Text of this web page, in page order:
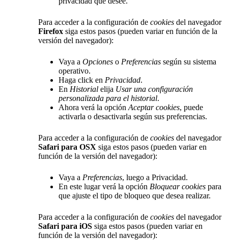
Para acceder a la configuración de cookies del navegador
Firefox siga estos pasos (pueden variar en función de la
versión del navegador):
Vaya a Opciones o Preferencias según su sistema
operativo.
Haga click en Privacidad.
En Historial elija Usar una configuración
personalizada para el historial.
Ahora verá la opción Aceptar cookies, puede
activarla o desactivarla según sus preferencias.
Para acceder a la configuración de cookies del navegador
Safari para OSX siga estos pasos (pueden variar en
función de la versión del navegador):
Vaya a Preferencias, luego a Privacidad.
En este lugar verá la opción Bloquear cookies para
que ajuste el tipo de bloqueo que desea realizar.
Para acceder a la configuración de cookies del navegador
Safari para iOS siga estos pasos (pueden variar en
función de la versión del navegador):